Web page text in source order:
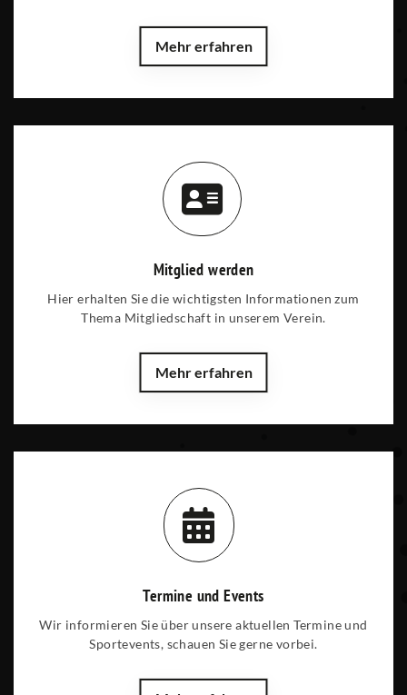
Mehr erfahren
Mitglied werden
Hier erhalten Sie die wichtigsten Informationen zum
Thema Mitgliedschaft in unserem Verein.
Mehr erfahren
Termine und Events
Wir informieren Sie über unsere aktuellen Termine und
Sportevents, schauen Sie gerne vorbei.